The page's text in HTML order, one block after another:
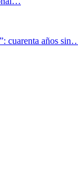
cuarenta años